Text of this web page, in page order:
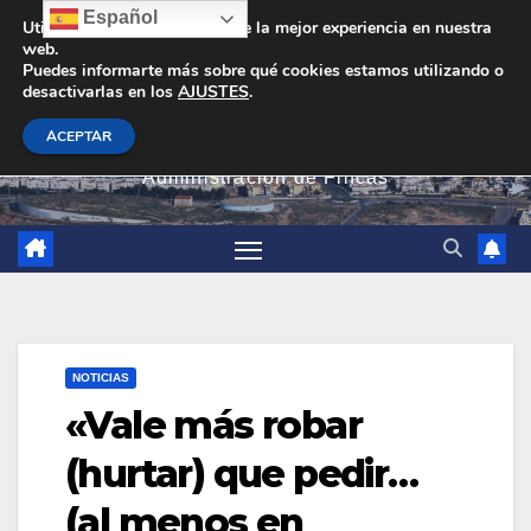
contenido
Administración de Fincas
NOTICIAS
«Vale más robar
(hurtar) que pedir…
Español
Utilizamos cookies para darte la mejor experiencia en nuestra
web.
Puedes informarte más sobre qué cookies estamos utilizando o
desactivarlas en los AJUSTES.
ACEPTAR